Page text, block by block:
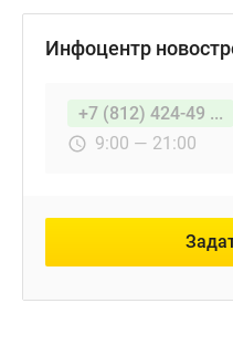
Инфоцентр
+7 (812) 424-49 ...
9:00 — 21:00